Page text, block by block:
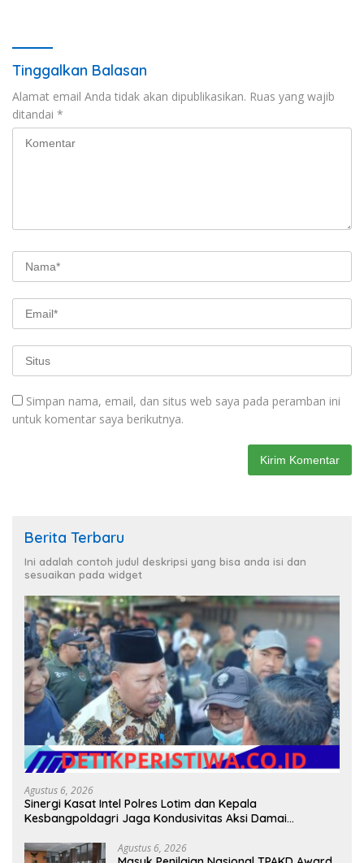
Tinggalkan Balasan
Alamat email Anda tidak akan dipublikasikan. Ruas yang wajib
ditandai *
Simpan nama, email, dan situs web saya pada peramban ini
untuk komentar saya berikutnya.
Berita Terbaru
Ini adalah contoh judul deskripsi yang bisa anda isi dan
sesuaikan pada widget
Agustus 6, 2026
Sinergi Kasat Intel Polres Lotim dan Kepala
Kesbangpoldagri Jaga Kondusivitas Aksi Damai
Agustus 6, 2026